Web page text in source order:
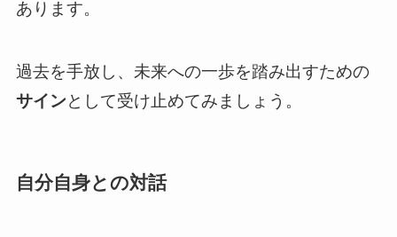
あります。
過去を手放し、未来への一歩を踏み出すための
サインとして受け止めてみましょう。
自分自身との対話